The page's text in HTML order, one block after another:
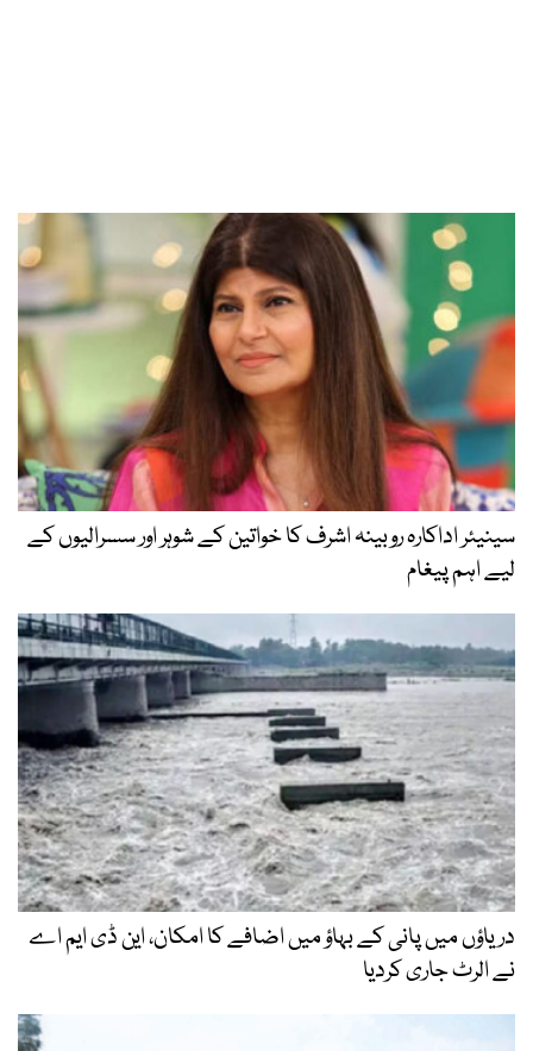
سینیئر اداکارہ روبینہ اشرف کا خواتین کے شوہر اور سسرالیوں کے
لیے اہم پیغام
دریاؤں میں پانی کے بہاؤ میں اضافے کا امکان، این ڈی ایم اے
نے الرٹ جاری کردیا